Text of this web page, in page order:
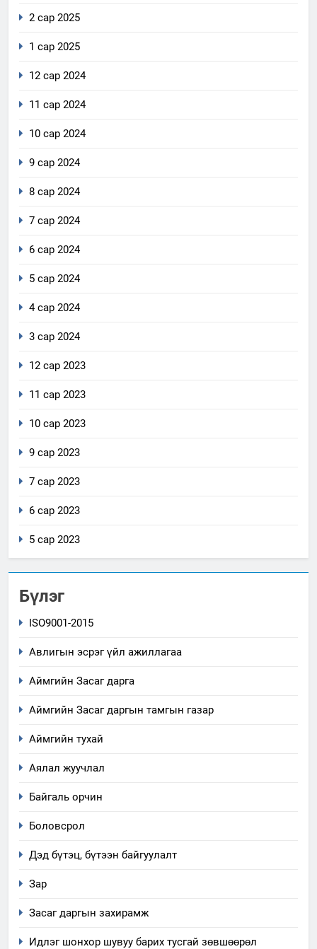
2 сар 2025
1 сар 2025
12 сар 2024
11 сар 2024
10 сар 2024
9 сар 2024
8 сар 2024
7 сар 2024
6 сар 2024
5 сар 2024
4 сар 2024
3 сар 2024
12 сар 2023
11 сар 2023
10 сар 2023
9 сар 2023
7 сар 2023
6 сар 2023
5 сар 2023
Бүлэг
ISO9001-2015
Авлигын эсрэг үйл ажиллагаа
Аймгийн Засаг дарга
Аймгийн Засаг даргын тамгын газар
Аймгийн тухай
Аялал жуучлал
Байгаль орчин
Боловсрол
Дэд бүтэц, бүтээн байгуулалт
Зар
Засаг даргын захирамж
Идлэг шонхор шувуу барих тусгай зөвшөөрөл